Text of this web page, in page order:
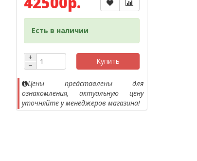
Есть в наличии
+
−
Купить
Цены представлены для
ознакомления, актуальную цену
уточняйте у менеджеров магазина!